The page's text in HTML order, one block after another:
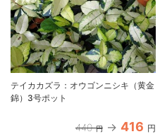
テイカカズラ：オウゴンニシキ（黄金
錦）3号ポット
440 円 416 円